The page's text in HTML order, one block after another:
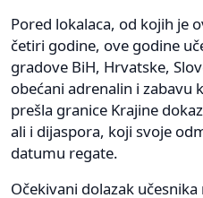
Pored lokalaca, od kojih je
četiri godine, ove godine
gradove BiH, Hrvatske,
obećani adrenalin i zabavu
prešla granice Krajine
ali i dijaspora, koji svoje
datumu regate.
Očekivani dolazak